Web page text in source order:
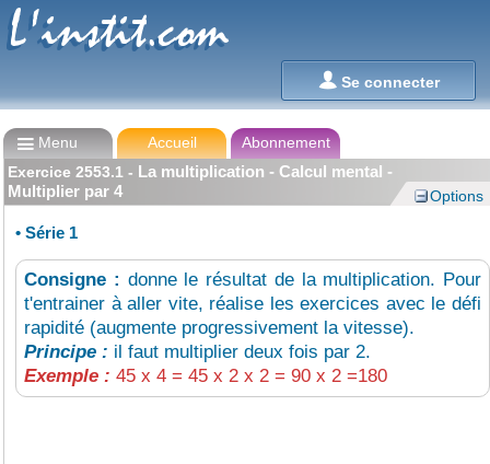
Se connecter
L'instit.com
L'instit.com
Menu Accueil
Abonnement
Exercice 2553.1 - La multiplication - Calcul mental -
Multiplier par 4
Options
• Série 1
Consigne : donne le résultat de la multiplication. Pour
t'entrainer à aller vite, réalise les exercices avec le défi
rapidité (augmente progressivement la vitesse).
Principe : il faut multiplier deux fois par 2.
Exemple : 45 x 4 = 45 x 2 x 2 = 90 x 2 =180